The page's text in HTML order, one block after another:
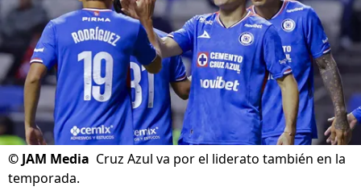
©JAM Media Cruz Azul va por el liderato también en la
temporada.